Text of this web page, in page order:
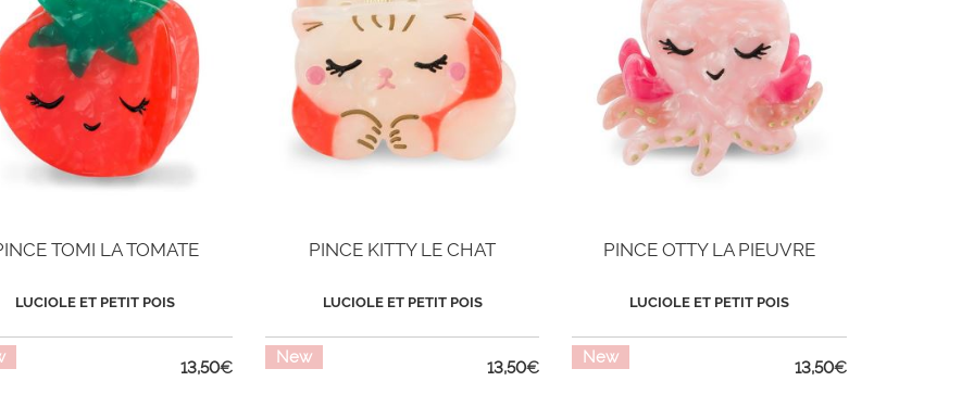
TOMI LA TOMATE
LUCIOLE ET PETIT POIS
13,50€
PINCE KITTY LE CHAT
LUCIOLE ET PETIT POIS
New
13,50€
PINCE OTTY LA PIEUVRE
LUCIOLE ET PETIT POIS
New
13,50€